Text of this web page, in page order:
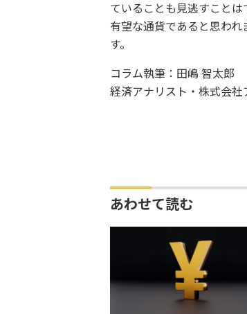
ていることも見逃すこと
有望な通貨であると思わ
す。
コラム執筆：田嶋 智太郎
経済アナリスト・株式会
あわせて読む